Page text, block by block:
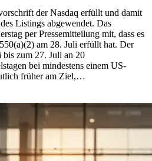
der Nasdaq erfüllt und damit
Listings abgewendet. Das
per Pressemitteilung mit, dass es
am 28. Juli erfüllt hat. Der
bis zum 27. Juli an 20
bei mindestens einem US-
früher am Ziel,…